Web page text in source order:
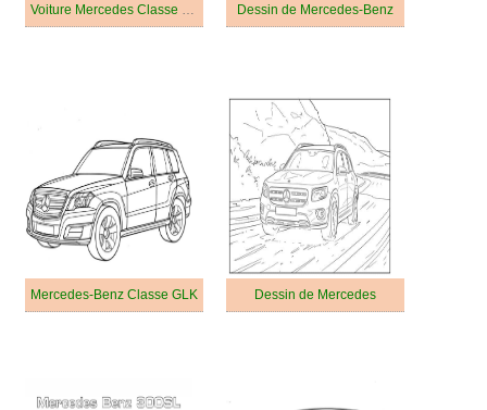
Dessin de Mercedes-Benz
Mercedes-Benz Classe GLK Dessin de Mercedes